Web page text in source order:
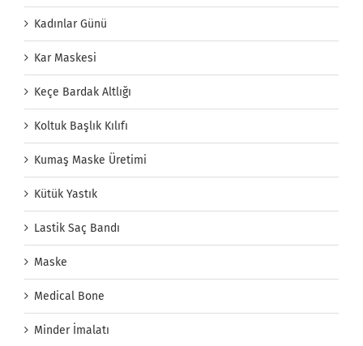
Kadınlar Günü
Kar Maskesi
Keçe Bardak Altlığı
Koltuk Başlık Kılıfı
Kumaş Maske Üretimi
Kütük Yastık
Lastik Saç Bandı
Maske
Medical Bone
Minder İmalatı